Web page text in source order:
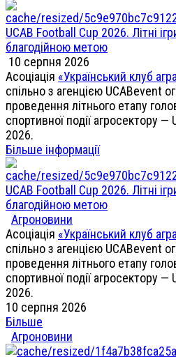
UCAB Football Cup 2026. Літні
благодійною метою
10 серпня 2026
Асоціація «Український клуб
спільно з агенцією UCABevent
проведення літнього етапу
спортивної події агросектору —
2026.
Більше інформації
UCAB Football Cup 2026. Літні
благодійною метою
Агроновини
Асоціація «Український клуб
спільно з агенцією UCABevent
проведення літнього етапу
спортивної події агросектору —
2026.
10 серпня 2026
Більше
Агроновини